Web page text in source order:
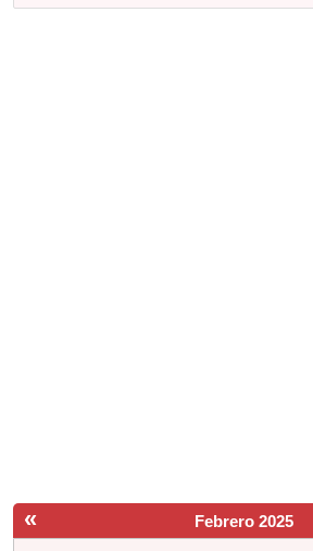
« Febrero 2025